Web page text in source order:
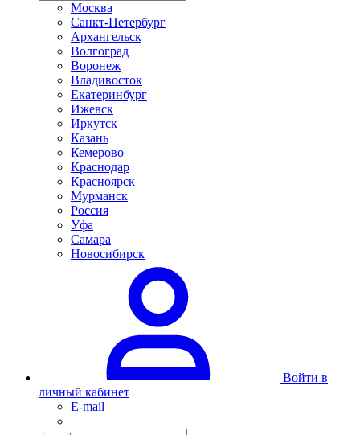
Москва
Санкт-Петербург
Архангельск
Волгоград
Воронеж
Владивосток
Екатеринбург
Ижевск
Иркутск
Казань
Кемерово
Краснодар
Красноярск
Мурманск
Россия
Уфа
Самара
Новосибирск
Войти в
личный кабинет
E-mail